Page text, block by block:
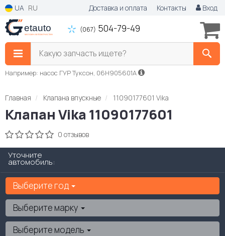
UA RU Доставка и оплата Контакты Вход
(067) 504-79-49
Какую запчасть ищете?
Например: насос ГУР Туксон, 06H905601A
Главная Клапана впускные 11090177601 Vika
Клапан Vika 11090177601
0 отзывов
Уточните
автомобиль:
Выберите год
Выберите марку
Выберите модель